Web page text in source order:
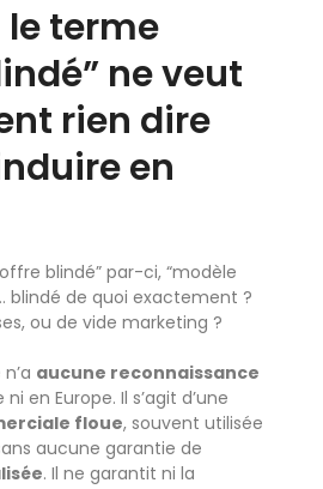
le terme
ne veut
rien dire
en
blindé” par-ci, “modèle
blindé de quoi exactement ?
ou de vide marketing ?
aucune reconnaissance
en Europe. Il s’agit d’une
floue, souvent utilisée
aucune garantie de
. Il ne garantit ni la